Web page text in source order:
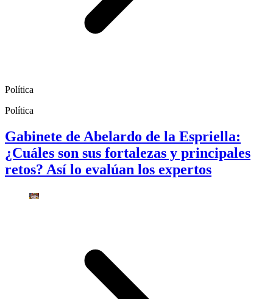
Política
Política
Gabinete de Abelardo de la Espriella:
¿Cuáles son sus fortalezas y principales
retos? Así lo evalúan los expertos